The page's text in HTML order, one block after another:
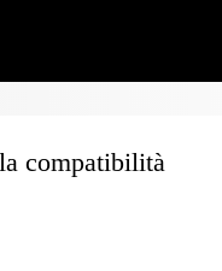
compatibilità